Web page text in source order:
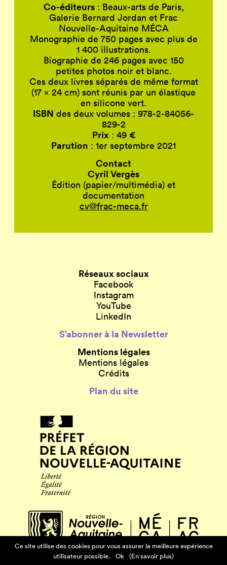
Co-éditeurs: Beaux-arts de Paris,
Galerie Bernard Jordan et Frac
Nouvelle-Aquitaine MÉCA
Monographie de 750 pages avec plus de
1 400 illustrations.
Biographie de 246 pages avec 150
petites photos noir et blanc.
Ces deux livres séparés de même format
(17 x 24 cm) sont réunis par un élastique
en silicone vert.
ISBN des deux volumes : 978-2-84056-
829-2
Prix : 49 €
Parution : 1er septembre 2021
Contact
Cyril Vergès
Édition (papier/multimédia) et
documentation
cv@frac-meca.fr
Réseaux sociaux
Facebook
Instagram
YouTube
LinkedIn
S’abonner à la Newsletter
Mentions légales
Mentions légales
Crédits
Plan du site
Ce site utilise des cookies pour vous assurer la meilleure expérience
utilisateur possible.
Ok (En savoir plus)